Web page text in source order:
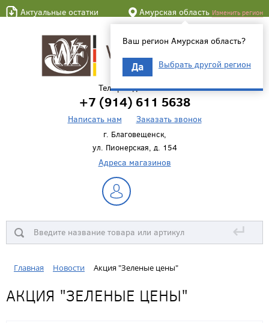
Актуальные остатки Амурская область Изменить регион
Ваш регион Амурская область?
Да Выбрать другой регион
Телефон для связи
+7 (914) 611 5638
Написать нам Заказать звонок
г. Благовещенск,
ул. Пионерская, д. 154
Адреса магазинов
↵
Главная Новости Акция "Зеленые цены"
АКЦИЯ "ЗЕЛЕНЫЕ ЦЕНЫ"